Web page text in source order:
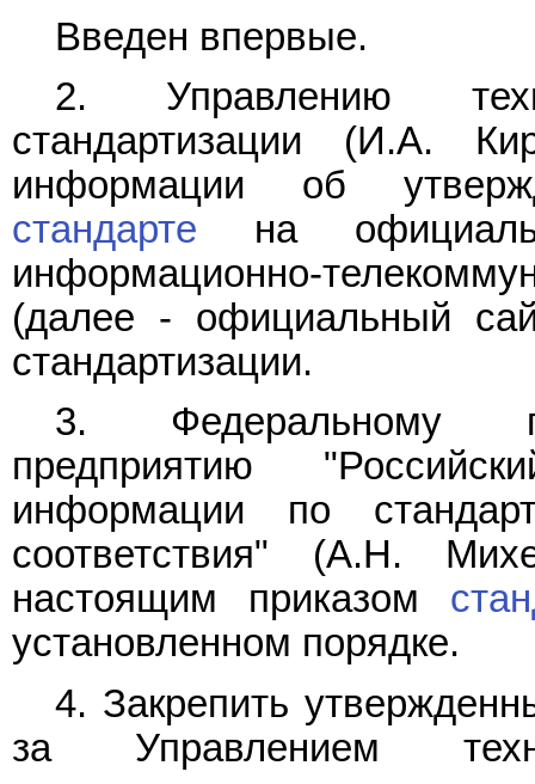
Введен впервые.
2. Управлению
стандартизации (И.А.
информации об
стандарте на
информационно-
(далее - официальный
стандартизации.
3. Федеральному
предприятию
информации по
соответствия" (А.Н.
настоящим приказом
установленном порядке.
4. Закрепить
за Управлением